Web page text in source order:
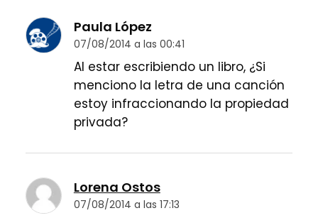
Paula López
07/08/2014 a las 00:41
Al estar escribiendo un libro, ¿Si
menciono la letra de una canción
estoy infraccionando la propiedad
privada?
Lorena Ostos
07/08/2014 a las 17:13